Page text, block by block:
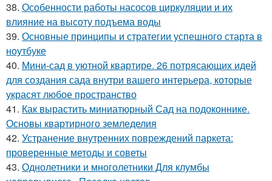
38. Особенности работы насосов циркуляции и их
влияние на высоту подъема воды
39. Основные принципы и стратегии успешного старта в
ноутбуке
40. Мини-сад в уютной квартире. 26 потрясающих идей
для создания сада внутри вашего интерьера, которые
украсят любое пространство
41. Как вырастить миниатюрный Сад на подоконнике.
Основы квартирного земледелия
42. Устранение внутренних повреждений паркета:
проверенные методы и советы
43. Однолетники и многолетники Для клумбы